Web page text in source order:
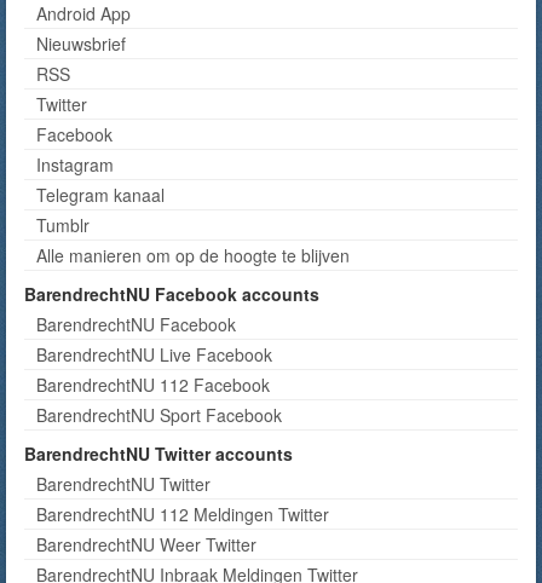
Android App
Nieuwsbrief
RSS
Twitter
Facebook
Instagram
Telegram kanaal
Tumblr
Alle manieren om op de hoogte te blijven
BarendrechtNU Facebook accounts
BarendrechtNU Facebook
BarendrechtNU Live Facebook
BarendrechtNU 112 Facebook
BarendrechtNU Sport Facebook
BarendrechtNU Twitter accounts
BarendrechtNU Twitter
BarendrechtNU 112 Meldingen Twitter
BarendrechtNU Weer Twitter
BarendrechtNU Inbraak Meldingen Twitter